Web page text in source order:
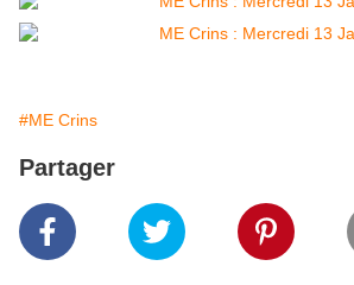
#ME Crins
Partager